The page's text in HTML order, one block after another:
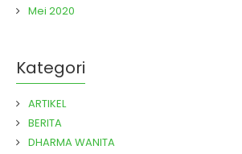
Mei 2020
Kategori
ARTIKEL
BERITA
DHARMA WANITA